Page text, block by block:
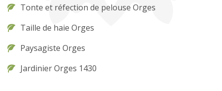
Tonte et réfection de pelouse Orges
Taille de haie Orges
Paysagiste Orges
Jardinier Orges 1430